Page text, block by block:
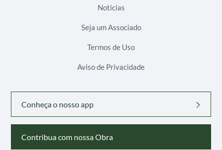
Notícias
Seja um Associado
Termos de Uso
Aviso de Privacidade
Conheça o nosso app
Contribua com nossa Obra